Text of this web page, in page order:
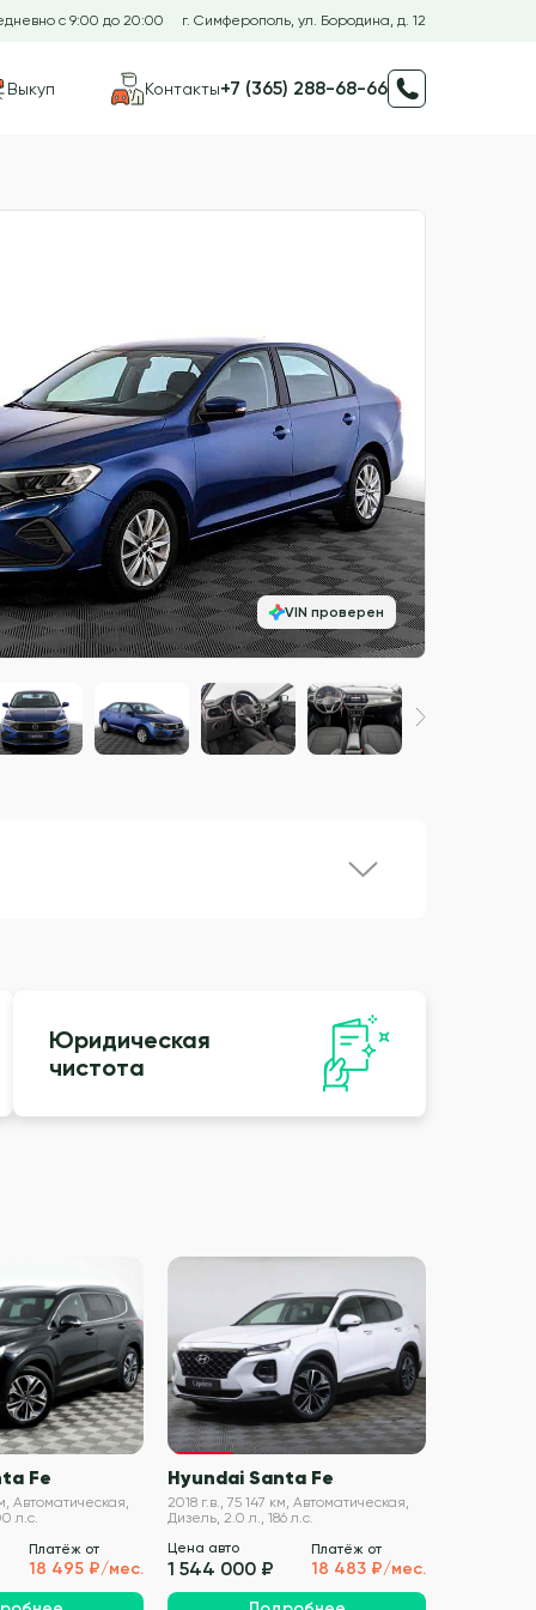
с 9:00 до 20:00 г. Симферополь, ул. Бородина, д. 12
Выкуп Контакты+7 (365) 288-68-66
VIN проверен
Юридическая
чистота
VIN проверен
Fe
Автоматическая,
л.с.
Платёж от
18 495 ₽/мес.
VIN проверен
Hyundai Santa Fe
2018 г.в., 75 147 км, Автоматическая,
Дизель, 2.0 л., 186 л.с.
Цена авто
1 544 000 ₽
Платёж от
18 483 ₽/мес.